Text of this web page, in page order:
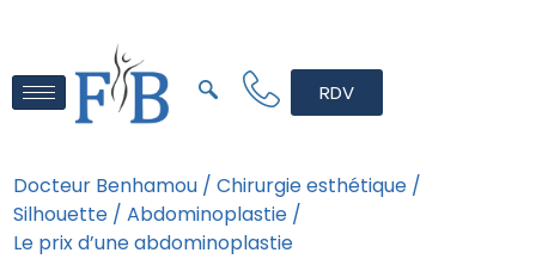
RDV
Docteur Benhamou / Chirurgie esthétique /
Silhouette / Abdominoplastie /
Le prix d’une abdominoplastie